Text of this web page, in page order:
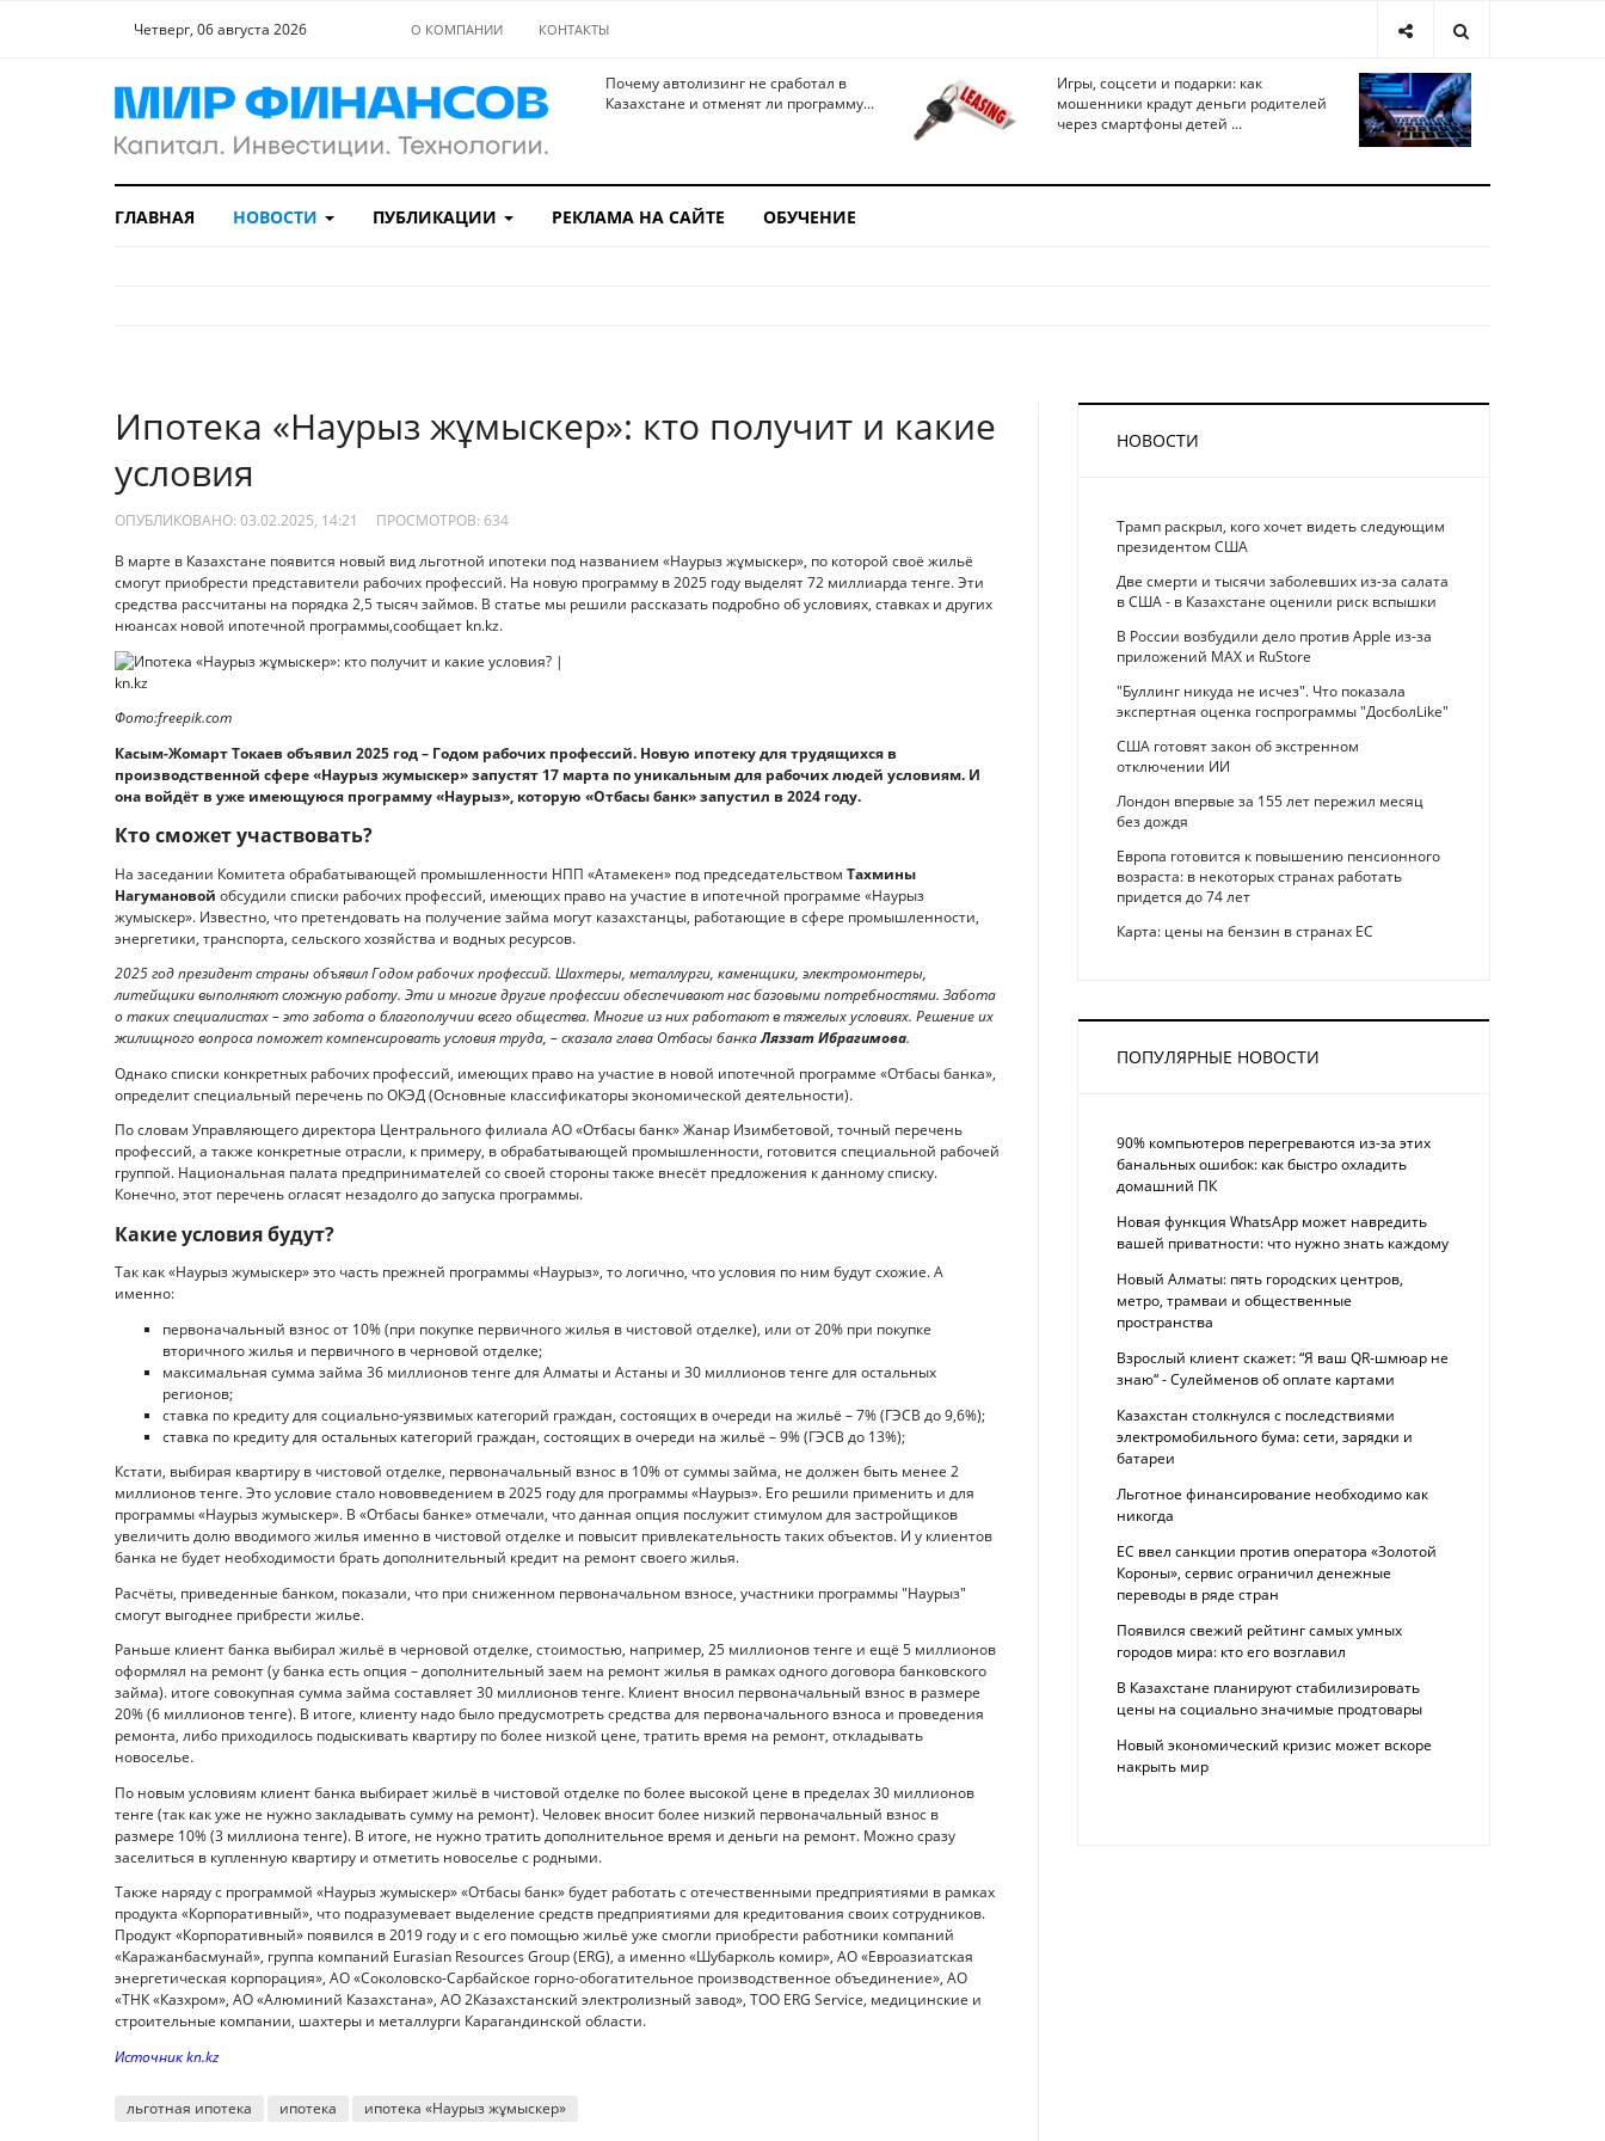
Четверг, 06 августа 2026 О КОМПАНИИ КОНТАКТЫ
Почему автолизинг не сработал в
Казахстане и отменят ли программу...
Игры, соцсети и подарки: как
мошенники крадут деньги родителей
через смартфоны детей ...
ГЛАВНАЯ НОВОСТИ ПУБЛИКАЦИИ РЕКЛАМА НА САЙТЕ ОБУЧЕНИЕ
Ипотека «Наурыз жұмыскер»: кто получит и какие
условия
ОПУБЛИКОВАНО: 03.02.2025, 14:21 ПРОСМОТРОВ: 634
В марте в Казахстане появится новый вид льготной ипотеки под названием «Наурыз жұмыскер», по которой своё жильё
смогут приобрести представители рабочих профессий. На новую программу в 2025 году выделят 72 миллиарда тенге. Эти
средства рассчитаны на порядка 2,5 тысяч займов. В статье мы решили рассказать подробно об условиях, ставках и других
нюансах новой ипотечной программы,сообщает kn.kz.
Фото:freepik.com
Касым-Жомарт Токаев объявил 2025 год – Годом рабочих профессий. Новую ипотеку для трудящихся в
производственной сфере «Наурыз жумыскер» запустят 17 марта по уникальным для рабочих людей условиям. И
она войдёт в уже имеющуюся программу «Наурыз», которую «Отбасы банк» запустил в 2024 году.
Кто сможет участвовать?
На заседании Комитета обрабатывающей промышленности НПП «Атамекен» под председательством Тахмины
Нагумановой обсудили списки рабочих профессий, имеющих право на участие в ипотечной программе «Наурыз
жумыскер». Известно, что претендовать на получение займа могут казахстанцы, работающие в сфере промышленности,
энергетики, транспорта, сельского хозяйства и водных ресурсов.
2025 год президент страны объявил Годом рабочих профессий. Шахтеры, металлурги, каменщики, электромонтеры,
литейщики выполняют сложную работу. Эти и многие другие профессии обеспечивают нас базовыми потребностями. Забота
о таких специалистах – это забота о благополучии всего общества. Многие из них работают в тяжелых условиях. Решение их
жилищного вопроса поможет компенсировать условия труда, – сказала глава Отбасы банкаЛяззат Ибрагимова.
Однако списки конкретных рабочих профессий, имеющих право на участие в новой ипотечной программе «Отбасы банка»,
определит специальный перечень по ОКЭД (Основные классификаторы экономической деятельности).
По словам Управляющего директора Центрального филиала АО «Отбасы банк» Жанар Изимбетовой, точный перечень
профессий, а также конкретные отрасли, к примеру, в обрабатывающей промышленности, готовится специальной рабочей
группой. Национальная палата предпринимателей со своей стороны также внесёт предложения к данному списку.
Конечно, этот перечень огласят незадолго до запуска программы.
Какие условия будут?
Так как «Наурыз жумыскер» это часть прежней программы «Наурыз», то логично, что условия по ним будут схожие. А
именно:
первоначальный взнос от 10% (при покупке первичного жилья в чистовой отделке), или от 20% при покупке
вторичного жилья и первичного в черновой отделке;
максимальная сумма займа 36 миллионов тенге для Алматы и Астаны и 30 миллионов тенге для остальных
регионов;
ставка по кредиту для социально-уязвимых категорий граждан, состоящих в очереди на жильё – 7% (ГЭСВ до 9,6%);
ставка по кредиту для остальных категорий граждан, состоящих в очереди на жильё – 9% (ГЭСВ до 13%);
Кстати, выбирая квартиру в чистовой отделке, первоначальный взнос в 10% от суммы займа, не должен быть менее 2
миллионов тенге. Это условие стало нововведением в 2025 году для программы «Наурыз». Его решили применить и для
программы «Наурыз жумыскер». В «Отбасы банке» отмечали, что данная опция послужит стимулом для застройщиков
увеличить долю вводимого жилья именно в чистовой отделке и повысит привлекательность таких объектов. И у клиентов
банка не будет необходимости брать дополнительный кредит на ремонт своего жилья.
Расчёты, приведенные банком, показали, что при сниженном первоначальном взносе, участники программы "Наурыз"
смогут выгоднее прибрести жилье.
Раньше клиент банка выбирал жильё в черновой отделке, стоимостью, например, 25 миллионов тенге и ещё 5 миллионов
оформлял на ремонт (у банка есть опция – дополнительный заем на ремонт жилья в рамках одного договора банковского
займа). итоге совокупная сумма займа составляет 30 миллионов тенге. Клиент вносил первоначальный взнос в размере
20% (6 миллионов тенге). В итоге, клиенту надо было предусмотреть средства для первоначального взноса и проведения
ремонта, либо приходилось подыскивать квартиру по более низкой цене, тратить время на ремонт, откладывать
новоселье.
По новым условиям клиент банка выбирает жильё в чистовой отделке по более высокой цене в пределах 30 миллионов
тенге (так как уже не нужно закладывать сумму на ремонт). Человек вносит более низкий первоначальный взнос в
размере 10% (3 миллиона тенге). В итоге, не нужно тратить дополнительное время и деньги на ремонт. Можно сразу
заселиться в купленную квартиру и отметить новоселье с родными.
Также наряду с программой «Наурыз жумыскер» «Отбасы банк» будет работать с отечественными предприятиями в рамках
продукта «Корпоративный», что подразумевает выделение средств предприятиями для кредитования своих сотрудников.
Продукт «Корпоративный» появился в 2019 году и с его помощью жильё уже смогли приобрести работники компаний
«Каражанбасмунай», группа компаний Eurasian Resources Group (ERG), а именно «Шубарколь комир», АО «Евроазиатская
энергетическая корпорация», АО «Соколовско-Сарбайское горно-обогатительное производственное объединение», АО
«ТНК «Казхром», АО «Алюминий Казахстана», АО 2Казахстанский электролизный завод», ТОО ERG Service, медицинские и
строительные компании, шахтеры и металлурги Карагандинской области.
Источник kn.kz
льготная ипотека ипотека ипотека «Наурыз жұмыскер»
НОВОСТИ
Трамп раскрыл, кого хочет видеть следующим
президентом США
Две смерти и тысячи заболевших из-за салата
в США - в Казахстане оценили риск вспышки
В России возбудили дело против Apple из-за
приложений MAX и RuStore
"Буллинг никуда не исчез". Что показала
экспертная оценка госпрограммы "ДосболLike"
США готовят закон об экстренном
отключении ИИ
Лондон впервые за 155 лет пережил месяц
без дождя
Европа готовится к повышению пенсионного
возраста: в некоторых странах работать
придется до 74 лет
Карта: цены на бензин в странах ЕС
ПОПУЛЯРНЫЕ НОВОСТИ
90% компьютеров перегреваются из-за этих
банальных ошибок: как быстро охладить
домашний ПК
Новая функция WhatsApp может навредить
вашей приватности: что нужно знать каждому
Новый Алматы: пять городских центров,
метро, трамваи и общественные
пространства
Взрослый клиент скажет: “Я ваш QR-шмюар не
знаю“ - Сулейменов об оплате картами
Казахстан столкнулся с последствиями
электромобильного бума: сети, зарядки и
батареи
Льготное финансирование необходимо как
никогда
ЕС ввел санкции против оператора «Золотой
Короны», сервис ограничил денежные
переводы в ряде стран
Появился свежий рейтинг самых умных
городов мира: кто его возглавил
В Казахстане планируют стабилизировать
цены на социально значимые продтовары
Новый экономический кризис может вскоре
накрыть мир